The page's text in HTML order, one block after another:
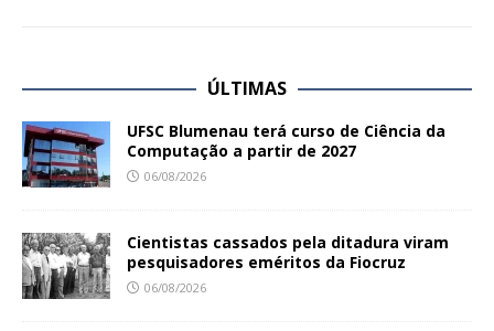
ÚLTIMAS
UFSC Blumenau terá curso de Ciência da
Computação a partir de 2027
06/08/2026
Cientistas cassados pela ditadura viram
pesquisadores eméritos da Fiocruz
06/08/2026